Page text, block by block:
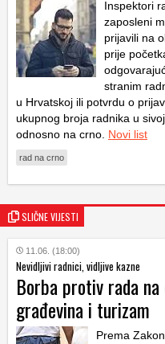
Inspektori
zaposleni
prijavili na
prije
stranim
u Hrvatskoj ili potvrdu o
ukupnog broja radnika u
odnosno na crno. Novi list
rad na crno
SLIČNE VIJESTI
11.06. (18:00)
Nevidljivi radnici, vidljive kazne
Borba protiv rada na
građevina i turizam
Prema